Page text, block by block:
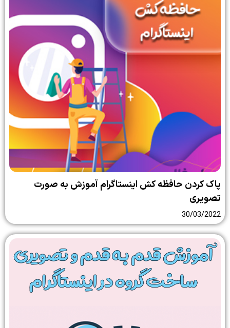
پاک کردن حافظه کش اینستاگرام آموزش به صورت
تصویری
30/03/2022